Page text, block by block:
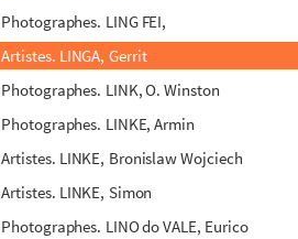
Photographes. LING FEI,
Artistes. LINGA, Gerrit
Photographes. LINK, O. Winston
Photographes. LINKE, Armin
Artistes. LINKE, Bronislaw Wojciech
Artistes. LINKE, Simon
Photographes. LINO do VALE, Eurico